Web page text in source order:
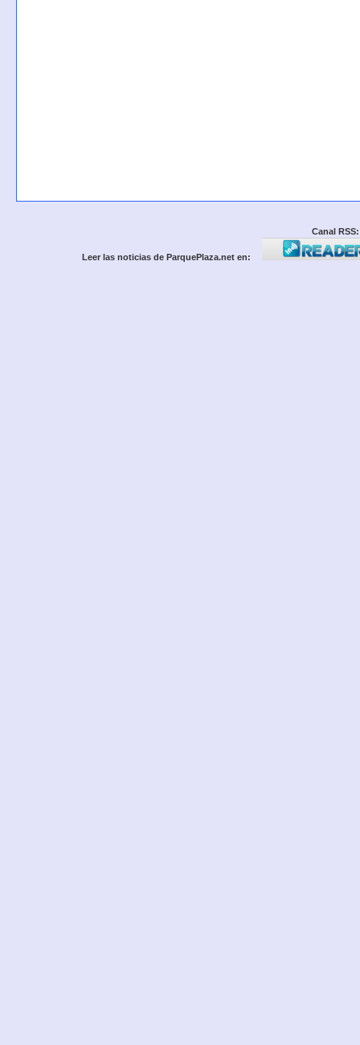
Canal RSS:
Leer las noticias de ParquePlaza.net en: